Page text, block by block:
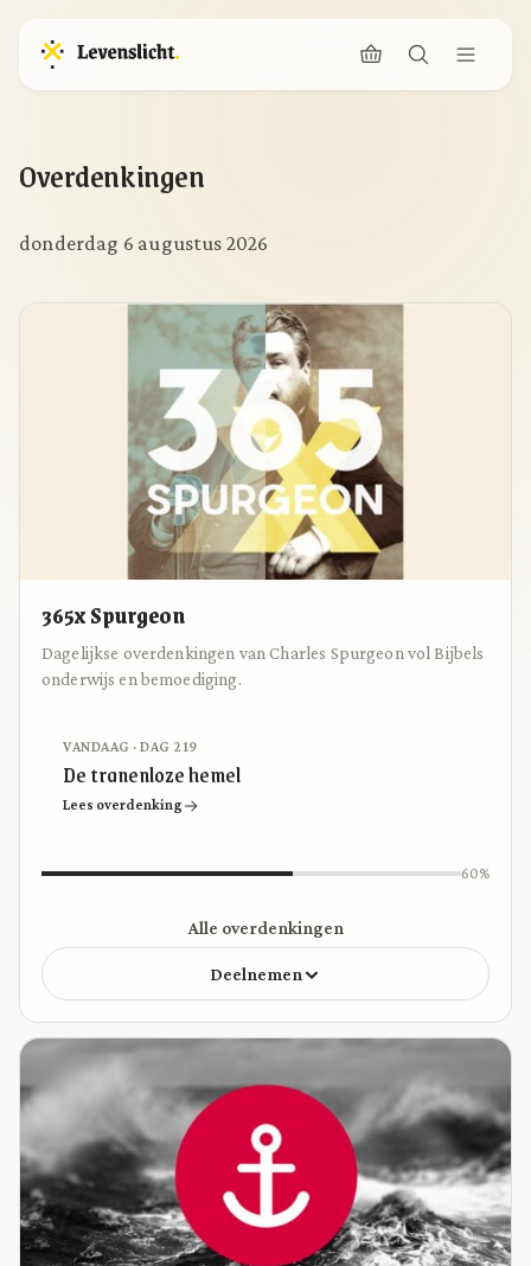
Overdenkingen
donderdag 6 augustus 2026
365x Spurgeon
Dagelijkse overdenkingen van Charles Spurgeon vol Bijbels
onderwijs en bemoediging.
VANDAAG · DAG 219
De tranenloze hemel
Lees overdenking
60%
Alle overdenkingen
Deelnemen